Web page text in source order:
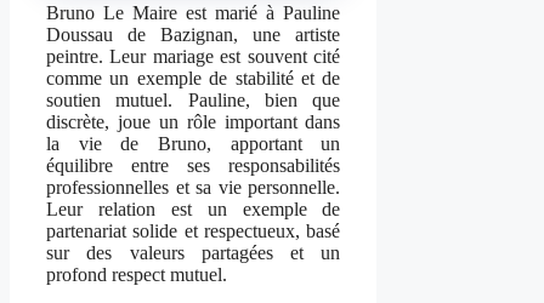
Bruno Le Maire est marié à Pauline
Doussau de Bazignan, une artiste
peintre. Leur mariage est souvent cité
comme un exemple de stabilité et de
soutien mutuel. Pauline, bien que
discrète, joue un rôle important dans
la vie de Bruno, apportant un
équilibre entre ses responsabilités
professionnelles et sa vie personnelle.
Leur relation est un exemple de
partenariat solide et respectueux, basé
sur des valeurs partagées et un
profond respect mutuel.